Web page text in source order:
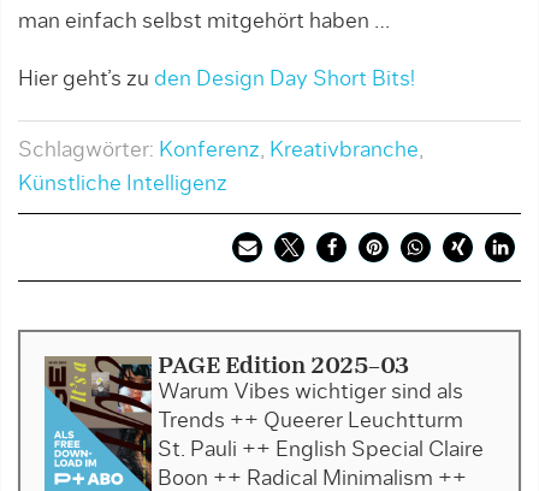
man einfach selbst mitgehört haben …
Hier geht’s zu den Design Day Short Bits!
Schlagwörter: Konferenz, Kreativbranche,
Künstliche Intelligenz
PAGE Edition 2025-03
Warum Vibes wichtiger sind als
Trends ++ Queerer Leuchtturm
St. Pauli ++ English Special Claire
Boon ++ Radical Minimalism ++